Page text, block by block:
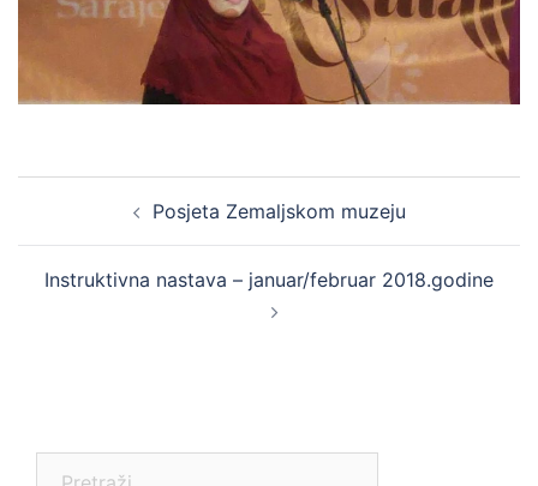
navigationPosjeta Zemaljskom muzeju
Instruktivna nastava – januar/februar 2018.godine